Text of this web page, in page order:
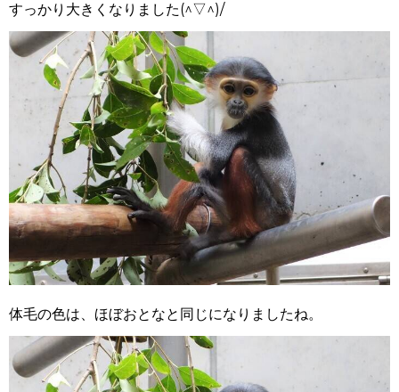
すっかり大きくなりました(^▽^)/
体毛の色は、ほぼおとなと同じになりましたね。